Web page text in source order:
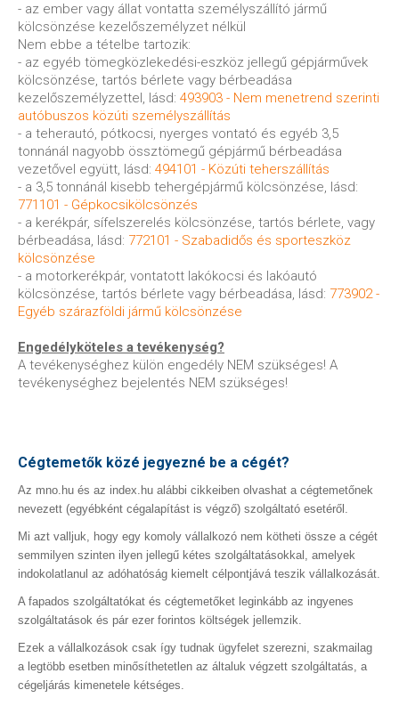
- az ember vagy állat vontatta személyszállító jármű
kölcsönzése kezelőszemélyzet nélkül
Nem ebbe a tételbe tartozik:
- az egyéb tömegközlekedési-eszköz jellegű gépjárművek
kölcsönzése, tartós bérlete vagy bérbeadása
kezelőszemélyzettel, lásd: 493903 - Nem menetrend szerinti
autóbuszos közúti személyszállítás
- a teherautó, pótkocsi, nyerges vontató és egyéb 3,5
tonnánál nagyobb össztömegű gépjármű bérbeadása
vezetővel együtt, lásd: 494101 - Közúti teherszállítás
- a 3,5 tonnánál kisebb tehergépjármű kölcsönzése, lásd:
771101 - Gépkocsikölcsönzés
- a kerékpár, sífelszerelés kölcsönzése, tartós bérlete, vagy
bérbeadása, lásd: 772101 - Szabadidős és sporteszköz
kölcsönzése
- a motorkerékpár, vontatott lakókocsi és lakóautó
kölcsönzése, tartós bérlete vagy bérbeadása, lásd: 773902 -
Egyéb szárazföldi jármű kölcsönzése
Engedélyköteles a tevékenység?
A tevékenységhez külön engedély NEM szükséges! A
tevékenységhez bejelentés NEM szükséges!
Cégtemetők közé jegyezné be a cégét?
Az mno.hu és az index.hu alábbi cikkeiben olvashat a cégtemetőnek
nevezett (egyébként cégalapítást is végző) szolgáltató esetéről.
Mi azt valljuk, hogy egy komoly vállalkozó nem kötheti össze a cégét
semmilyen szinten ilyen jellegű kétes szolgáltatásokkal, amelyek
indokolatlanul az adóhatóság kiemelt célpontjává teszik vállalkozását.
A fapados szolgáltatókat és cégtemetőket leginkább az ingyenes
szolgáltatások és pár ezer forintos költségek jellemzik.
Ezek a vállalkozások csak így tudnak ügyfelet szerezni, szakmailag
a legtöbb esetben minősíthetetlen az általuk végzett szolgáltatás, a
cégeljárás kimenetele kétséges.